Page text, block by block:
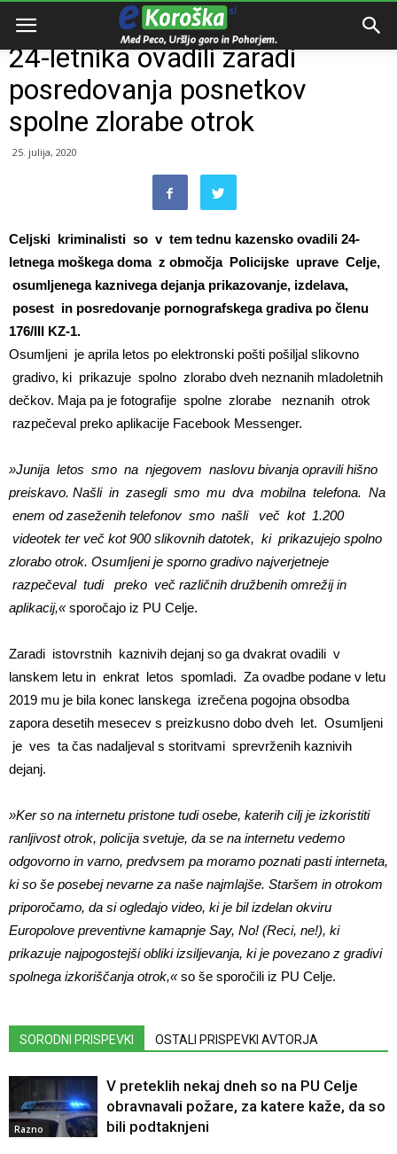
Domov
24-letnika ovadili zaradi
posredovanja posnetkov
spolne zlorabe otrok
25. julija, 2020
Celjski kriminalisti so v tem tednu kazensko ovadili 24-
letnega moškega doma z območja Policijske uprave Celje,
osumljenega kaznivega dejanja prikazovanje, izdelava,
posest in posredovanje pornografskega gradiva po členu
176/III KZ-1.
Osumljeni je aprila letos po elektronski pošti pošiljal slikovno
gradivo, ki prikazuje spolno zlorabo dveh neznanih mladoletnih
dečkov. Maja pa je fotografije spolne zlorabe neznanih otrok
razpečeval preko aplikacije Facebook Messenger.
»Junija letos smo na njegovem naslovu bivanja opravili hišno
preiskavo. Našli in zasegli smo mu dva mobilna telefona. Na
enem od zaseženih telefonov smo našli več kot 1.200
videotek ter več kot 900 slikovnih datotek, ki prikazujejo spolno
zlorabo otrok. Osumljeni je sporno gradivo najverjetneje
razpečeval tudi preko več različnih družbenih omrežij in
aplikacij,«sporočajo iz PU Celje.
Zaradi istovrstnih kaznivih dejanj so ga dvakrat ovadili v
lanskem letu in enkrat letos spomladi. Za ovadbe podane v letu
2019 mu je bila konec lanskega izrečena pogojna obsodba
zapora desetih mesecev s preizkusno dobo dveh let. Osumljeni
je ves ta čas nadaljeval s storitvami sprevrženih kaznivih
dejanj.
»Ker so na internetu pristone tudi osebe, katerih cilj je izkoristiti
ranljivost otrok, policija svetuje, da se na internetu vedemo
odgovorno in varno, predvsem pa moramo poznati pasti interneta,
ki so še posebej nevarne za naše najmlajše. Staršem in otrokom
priporočamo, da si ogledajo video, ki je bil izdelan okviru
Europolove preventivne kamapnje Say, No! (Reci, ne!), ki
prikazuje najpogostejši obliki izsiljevanja, ki je povezano z gradivi
spolnega izkoriščanja otrok,«so še sporočili iz PU Celje.
SORODNI PRISPEVKI OSTALI PRISPEVKI AVTORJA
Razno
V preteklih nekaj dneh so na PU Celje
obravnavali požare, za katere kaže, da so
bili podtaknjeni